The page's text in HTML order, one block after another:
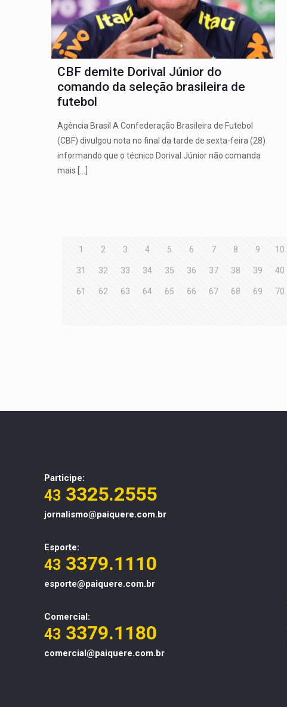
CBF demite Dorival Júnior do
comando da seleção brasileira de
futebol
Agência Brasil A Confederação Brasileira de Futebol
(CBF) divulgou nota no final da tarde de sexta-feira (28)
informando que o técnico Dorival Júnior não comanda
mais
1 2 3 4 5 6 7 8 9 10
31 32 33 34 35 36 37 38 39 40
61 62 63 64 65 66 67 68 69 70
Participe:
43 3325.2555
jornalismo@paiquere.com.br
Esporte:
43 3379.1110
esporte@paiquere.com.br
Comercial:
43 3379.1180
comercial@paiquere.com.br